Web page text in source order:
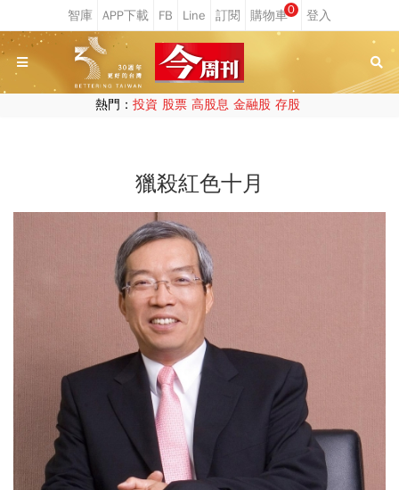
0
熱門： 投資 股票 高股息 金融股 存股
獵殺紅色十月